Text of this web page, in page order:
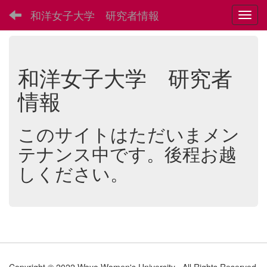
和洋女子大学 研究者情報
和洋女子大学 研究者
情報
このサイトはただいまメン
テナンス中です。後程お越
しください。